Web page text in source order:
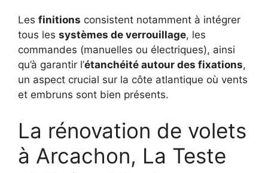
Les finitions consistent notamment à intégrer
tous les systèmes de verrouillage, les
commandes (manuelles ou électriques), ainsi
qu’à garantir l’étanchéité autour des fixations,
un aspect crucial sur la côte atlantique où vents
et embruns sont bien présents.
La rénovation de volets
à Arcachon, La Teste